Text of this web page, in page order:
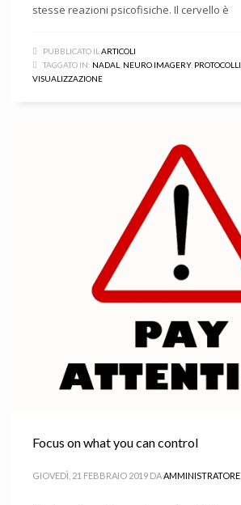
stesse reazioni psicofisiche. Il cervello è
PUBBLICATO IL ARTICOLI
TAGGATO IN: NADAL NEURO IMAGERY, PROTOCOLLI
VISUALIZZAZIONE
Focus on what you can control
GIOVEDÌ, 21 FEBBRAIO 2019 DAAMMINISTRATORE